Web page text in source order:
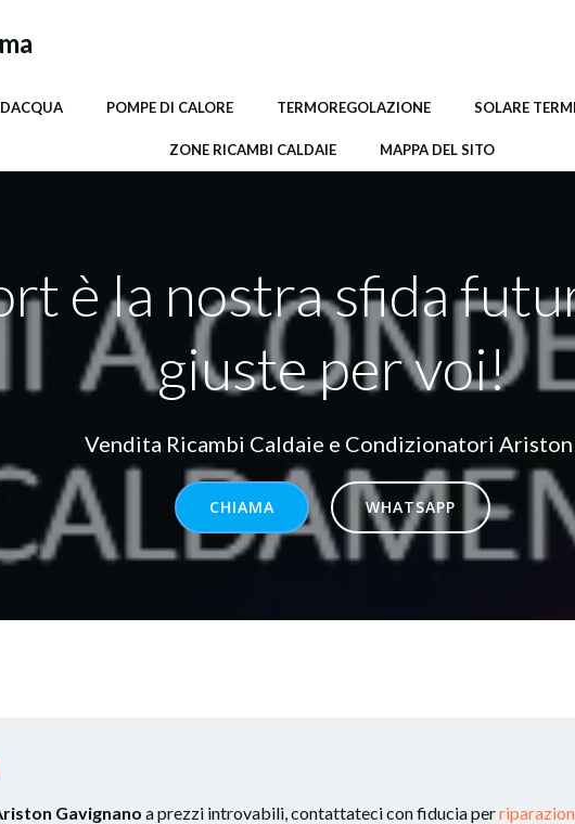
POMPE DI CALORE TERMOREGOLAZIONE SOLARE
ZONE RICAMBI CALDAIE MAPPA DEL SITO
è la nostra sfida
giuste per voi!
Vendita Ricambi Caldaie e Condizionatori
CHIAMA WHATSAPP
Gavignano a prezzi introvabili, contattateci con fiducia per